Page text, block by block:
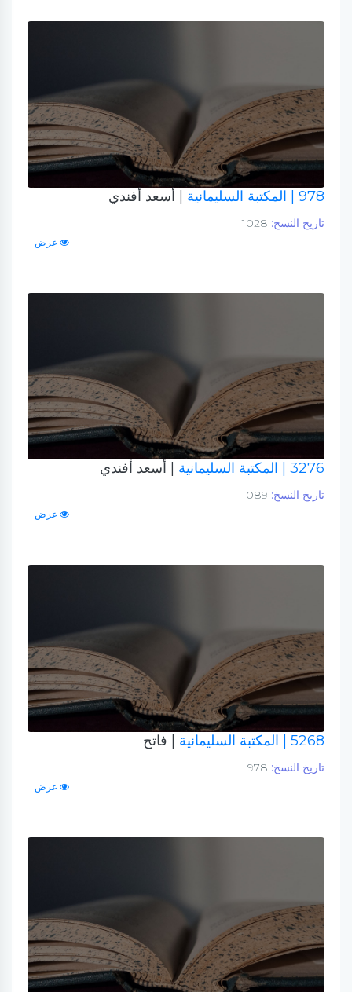
978 | المكتبة السليمانية | أسعد أفندي
تاريخ النسخ:
عرض
3276 | المكتبة السليمانية | أسعد أفندي
تاريخ النسخ:
عرض
5268 | المكتبة السليمانية | فاتح
تاريخ النسخ:
عرض